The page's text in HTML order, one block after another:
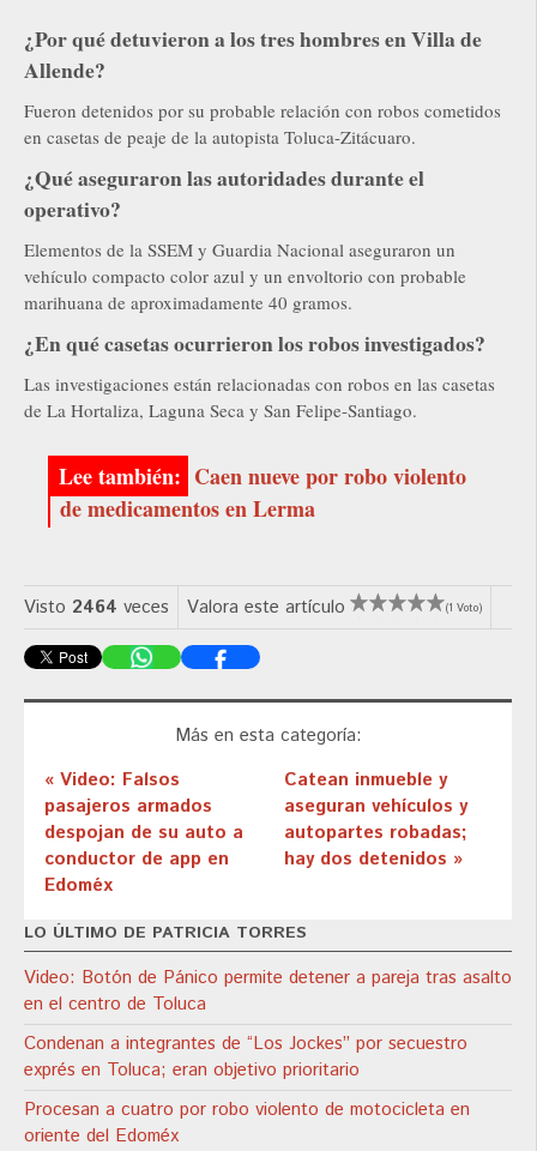
¿Por qué detuvieron a los tres hombres en Villa de
Allende?
Fueron detenidos por su probable relación con robos cometidos
en casetas de peaje de la autopista Toluca-Zitácuaro.
¿Qué aseguraron las autoridades durante el
operativo?
Elementos de la SSEM y Guardia Nacional aseguraron un
vehículo compacto color azul y un envoltorio con probable
marihuana de aproximadamente 40 gramos.
¿En qué casetas ocurrieron los robos investigados?
Las investigaciones están relacionadas con robos en las casetas
de La Hortaliza, Laguna Seca y San Felipe-Santiago.
Caen nueve por robo violento
de medicamentos en Lerma
Visto 2464 veces Valora este artículo (1 Voto)
Más en esta categoría:
« Video: Falsos
pasajeros armados
despojan de su auto a
conductor de app en
Edoméx
Catean inmueble y
aseguran vehículos y
autopartes robadas;
hay dos detenidos »
LO ÚLTIMO DE PATRICIA TORRES
Video: Botón de Pánico permite detener a pareja tras asalto
en el centro de Toluca
Condenan a integrantes de “Los Jockes” por secuestro
exprés en Toluca; eran objetivo prioritario
Procesan a cuatro por robo violento de motocicleta en
oriente del Edoméx